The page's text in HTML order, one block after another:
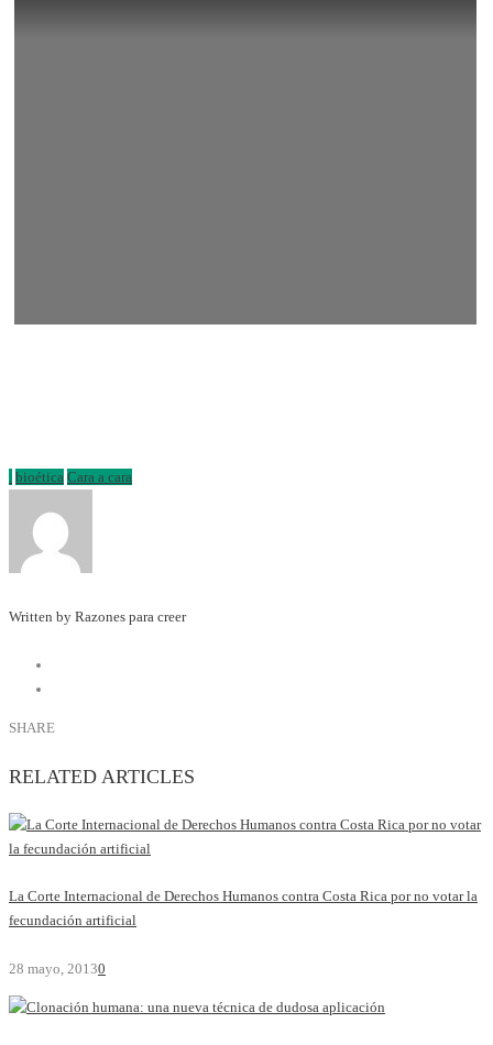
. bioética Cara a cara
Written by Razones para creer
SHARE
RELATED ARTICLES
La Corte Internacional de Derechos Humanos contra Costa Rica por no votar la
fecundación artificial
28 mayo, 20130